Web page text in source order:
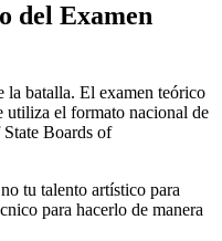
del Examen
la batalla. El examen teórico
utiliza el formato nacional de
Boards of
tu talento artístico para
para hacerlo de manera